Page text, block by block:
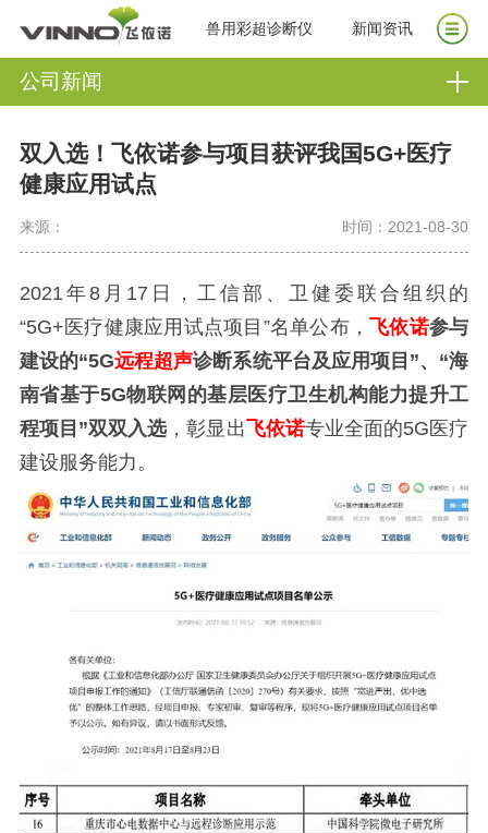
兽用彩超诊断仪 新闻资讯
公司新闻
双入选！飞依诺参与项目获评我国5G+医疗
健康应用试点
来源： 时间：2021-08-30
2021年8月17日，工信部、卫健委联合组织的
“5G+医疗健康应用试点项目”名单公布，
飞依诺参与
建设的“5G远程超声诊断系统平台及应用项目”、“海
南省基于5G物联网的基层医疗卫生机构能力提升工
程项目”双双入选，彰显出 飞依诺专业全面的5G医疗
建设服务能力。